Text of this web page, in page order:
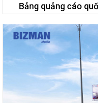
Bảng quảng cáo